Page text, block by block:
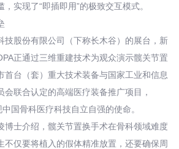
实现了“即插即用”的极致交互模式。
股份有限公司（下称长木谷）的展台，新
正通过三维重建技术为观众演示髋关节置
首台（套）重大技术装备与国家工业和信息
联合认定的高端医疗装备推广项目，
国骨科医疗科技自立自强的使命。
士介绍，髋关节置换手术在骨科领域难度
不仅要将植入的假体精准放置，还要确保周